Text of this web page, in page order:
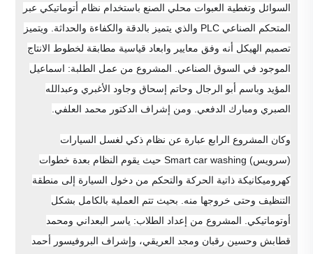
السوائل وتغطية العبوات محلي الصنع باستخدام نظام أتوماتيكي عبر
المتحكم الصناعي PLC والذي يتميز بالدقة والكفاءة والحداثة. ويتميز
تصميم الهيكل أنه وفق معايير وابعاد قياسية مطابقة لخطوط الانتاج
الموجود في السوق الصناعي. المشروع من عمل الطلبة: اسماعيل
المؤيد وباسم أبو الرجال وحاتم إسحاق وجاود الأغبري وعبدالله
الصبري ومبارك الدفعي. ومن إشراف الدكتور محمد العلفي.
وكان المشروع الرابع عبارة عن نظام ذكي لغسل السيارات
(سرويس) Smart car washing حيث يقوم النظام بعدة خطوات
كهروميكانيكة ذاتية الحركة والتحكم من دخول السيارة إلى منطقة
التنظيف وحتى خروجها منه. بحيث تتم العملية بالكامل بشكل
أوتوماتيكي. المشروع من إعداد الطلاب: ياسر البعداني ومحمد
قطابش وحسين رقبان ومجد العريقي، وإشراف البروفيسور أحمد